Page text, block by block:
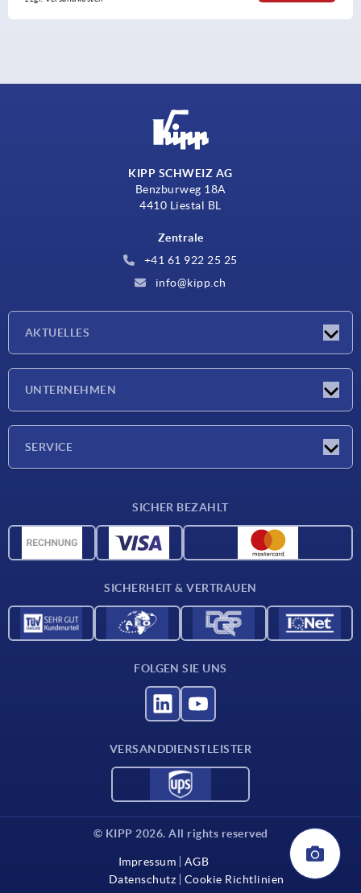
KIPP SCHWEIZ AG
Benzburweg 18A
4410 Liestal BL
Zentrale
+41 61 922 25 25
info@kipp.ch
AKTUELLES
UNTERNEHMEN
SERVICE
CAD-Daten
SICHER BEZAHLT
SICHERHEIT & VERTRAUEN
FOLGEN SIE UNS
VERSANDDIENSTLEISTER
© KIPP 2026. All rights reserved
Impressum
AGB
Datenschutz
Cookie Richtlinien